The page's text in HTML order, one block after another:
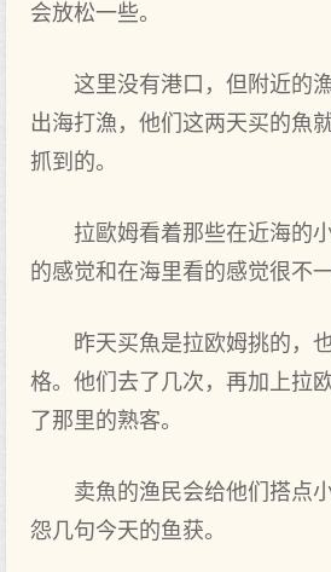
会放松一些。
这里没有港口‌，但附近的
出海打漁，他们这两天买的魚
抓到的。
拉歐姆看‌着那些在近海的
的感觉和在海里看‌的感觉很不一
昨天买魚是拉欧姆挑的，
格。他们去‌了几次，再加上拉
了那里的熟客。
卖魚的渔民‌会给他们搭点
怨几句今天的鱼获。